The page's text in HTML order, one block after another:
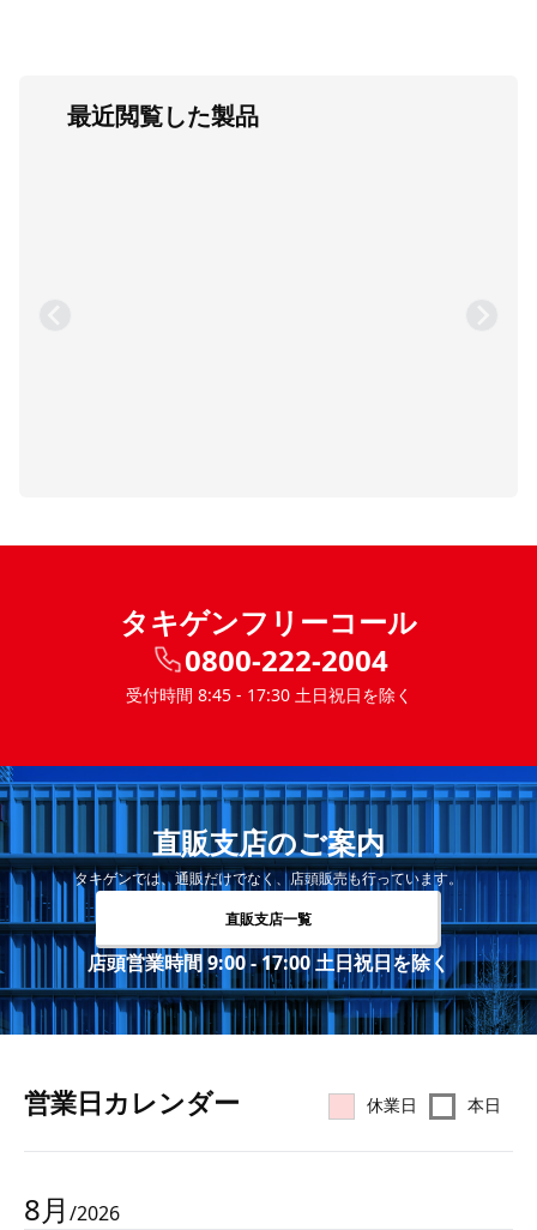
最近閲覧した製品
タキゲンフリーコール
0800-222-2004
受付時間 8:45 - 17:30 土日祝日を除く
直販支店のご案内
タキゲンでは、通販だけでなく、店頭販売も行っています。
直販支店一覧
店頭営業時間 9:00 - 17:00 土日祝日を除く
営業⽇カレンダー 休業日 本日
8月 /2026